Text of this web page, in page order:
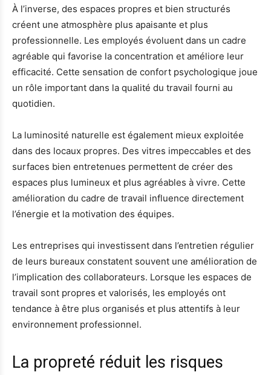
À l’inverse, des espaces propres et bien structurés
créent une atmosphère plus apaisante et plus
professionnelle. Les employés évoluent dans un cadre
agréable qui favorise la concentration et améliore leur
efficacité. Cette sensation de confort psychologique joue
un rôle important dans la qualité du travail fourni au
quotidien.
La luminosité naturelle est également mieux exploitée
dans des locaux propres. Des vitres impeccables et des
surfaces bien entretenues permettent de créer des
espaces plus lumineux et plus agréables à vivre. Cette
amélioration du cadre de travail influence directement
l’énergie et la motivation des équipes.
Les entreprises qui investissent dans l’entretien régulier
de leurs bureaux constatent souvent une amélioration de
l’implication des collaborateurs. Lorsque les espaces de
travail sont propres et valorisés, les employés ont
tendance à être plus organisés et plus attentifs à leur
environnement professionnel.
La propreté réduit les risques